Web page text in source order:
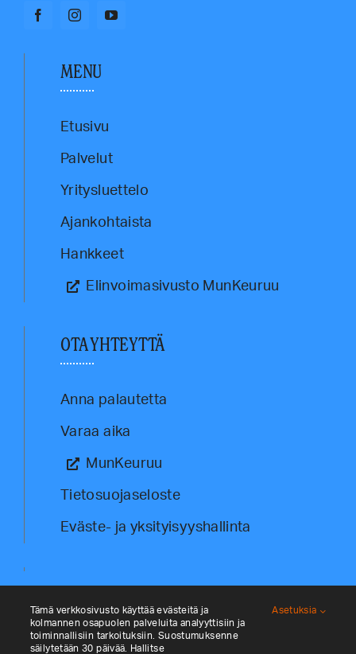
MENU
Etusivu
Palvelut
Yritysluettelo
Ajankohtaista
Hankkeet
Elinvoimasivusto MunKeuruu
OTA YHTEYTTÄ
Anna palautetta
Varaa aika
MunKeuruu
Tietosuojaseloste
Eväste- ja yksityisyyshallinta
Tämä verkkosivusto käyttää evästeitä ja
kolmannen osapuolen palveluita analyyttisiin ja
toiminnallisiin tarkoituksiin. Suostumuksenne
säilytetään 30 päivää. Hallitse
Asetuksia